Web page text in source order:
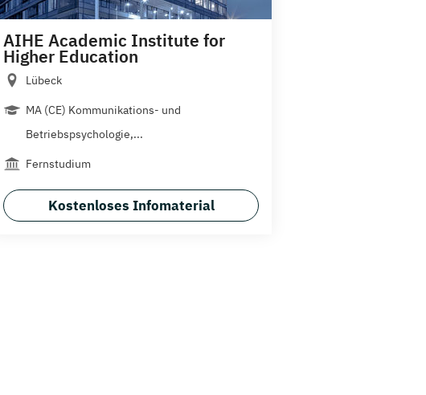
AIHE Academic Institute for
Higher Education
Lübeck
MA (CE) Kommunikations- und
Betriebspsychologie,...
Fernstudium
Kostenloses Infomaterial